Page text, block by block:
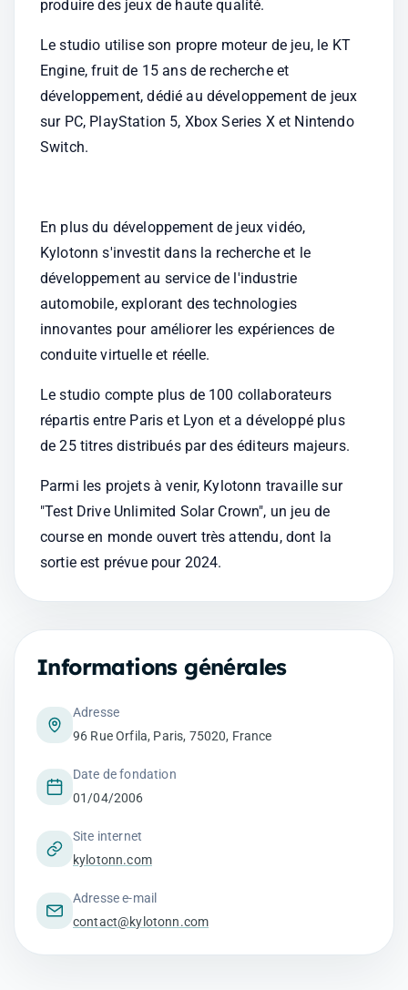
produire des jeux de haute qualité.
Le studio utilise son propre moteur de jeu, le KT
Engine, fruit de 15 ans de recherche et
développement, dédié au développement de jeux
sur PC, PlayStation 5, Xbox Series X et Nintendo
Switch.
En plus du développement de jeux vidéo,
Kylotonn s'investit dans la recherche et le
développement au service de l'industrie
automobile, explorant des technologies
innovantes pour améliorer les expériences de
conduite virtuelle et réelle.
Le studio compte plus de 100 collaborateurs
répartis entre Paris et Lyon et a développé plus
de 25 titres distribués par des éditeurs majeurs.
Parmi les projets à venir, Kylotonn travaille sur
"Test Drive Unlimited Solar Crown", un jeu de
course en monde ouvert très attendu, dont la
sortie est prévue pour 2024.
Informations générales
Adresse
96 Rue Orfila, Paris, 75020, France
Date de fondation
01/04/2006
Site internet
kylotonn.com
Adresse e-mail
contact@kylotonn.com